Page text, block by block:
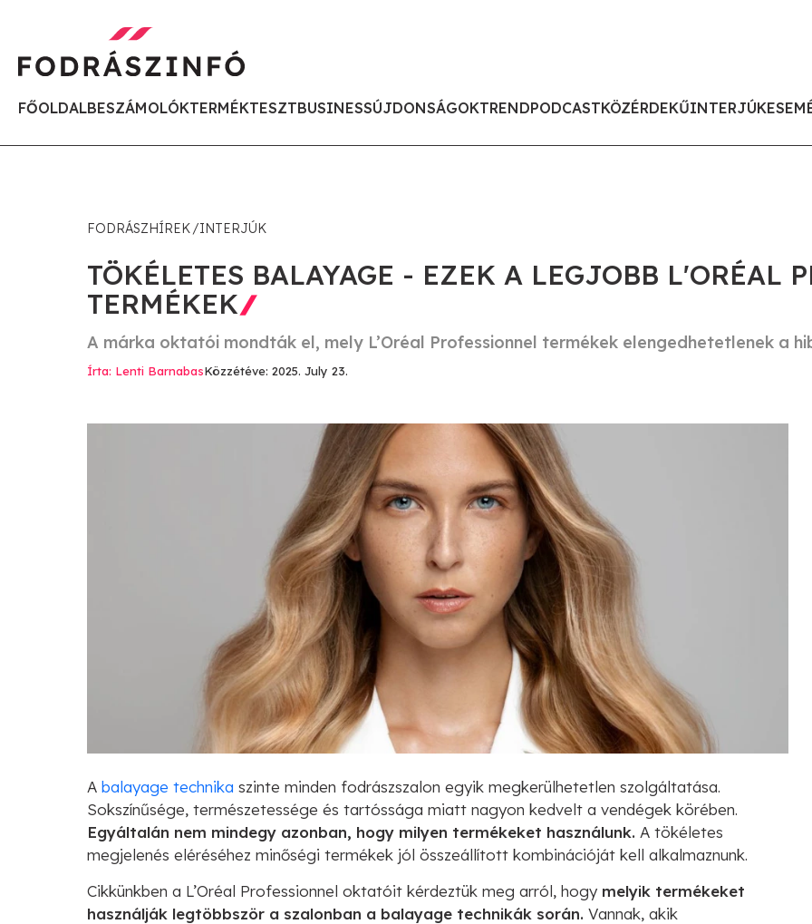
FŐOLDALBESZÁMOLÓKTERMÉKTESZTBUSINESSÚJDONSÁGOKTRENDPODCASTKÖZÉRDEKŰINTERJÚK
FODRÁSZHÍREK INTERJÚK
TÖKÉLETES BALAYAGE - EZEK A LEGJOBB L'ORÉAL
TERMÉKEK
A márka oktatói mondták el, mely L’Oréal Professionnel termékek elengedhetetlenek a
Írta: Lenti BarnabasKözzétéve: 2025. July 23.
A balayage technika szinte minden fodrászszalon egyik megkerülhetetlen szolgáltatása.
Sokszínűsége, természetessége és tartóssága miatt nagyon kedvelt a vendégek körében.
Egyáltalán nem mindegy azonban, hogy milyen termékeket használunk. A tökéletes
megjelenés eléréséhez minőségi termékek jól összeállított kombinációját kell alkalmaznunk.
Cikkünkben a L’Oréal Professionnel oktatóit kérdeztük meg arról, hogy melyik termékeket
használják legtöbbször a szalonban a balayage technikák során. Vannak, akik